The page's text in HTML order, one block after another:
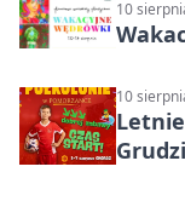
10
10